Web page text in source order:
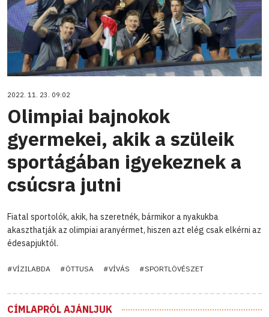
2022. 11. 23. 09:02
Olimpiai bajnokok
gyermekei, akik a szüleik
sportágában igyekeznek a
csúcsra jutni
Fiatal sportolók, akik, ha szeretnék, bármikor a nyakukba
akaszthatják az olimpiai aranyérmet, hiszen azt elég csak elkérni az
édesapjuktól.
#VÍZILABDA #ÖTTUSA #VÍVÁS #SPORTLÖVÉSZET
CÍMLAPRÓL AJÁNLJUK